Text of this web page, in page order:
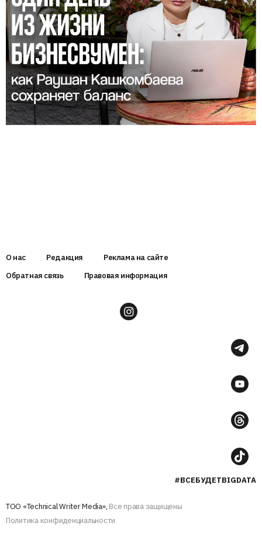
О нас Редакция
Реклама на сайте
Обратная связь
Правовая информация
#ВСЕБУДЕТBIGDATA
ТОО «Technical Writer Media», Все права защищены
Политика конфиденциальности